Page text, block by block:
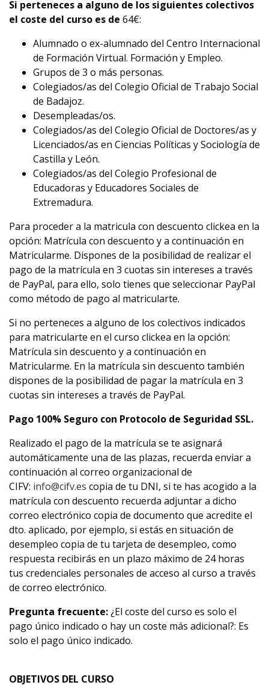
Si perteneces a alguno de los siguientes colectivos
el coste del curso es de 64€:
Alumnado o ex-alumnado del Centro Internacional
de Formación Virtual. Formación y Empleo.
Grupos de 3 o más personas.
Colegiados/as del Colegio Oficial de Trabajo Social
de Badajoz.
Desempleadas/os.
Colegiados/as del Colegio Oficial de Doctores/as y
Licenciados/as en Ciencias Políticas y Sociología de
Castilla y León.
Colegiados/as del Colegio Profesional de
Educadoras y Educadores Sociales de
Extremadura.
Para proceder a la matricula con descuento clickea en la
opción: Matrícula con descuento y a continuación en
Matricularme. Dispones de la posibilidad de realizar el
pago de la matrícula en 3 cuotas sin intereses a través
de PayPal, para ello, solo tienes que seleccionar PayPal
como método de pago al matricularte.
Si no perteneces a alguno de los colectivos indicados
para matricularte en el curso clickea en la opción:
Matrícula sin descuento y a continuación en
Matricularme. En la matrícula sin descuento también
dispones de la posibilidad de pagar la matrícula en 3
cuotas sin intereses a través de PayPal.
Pago 100% Seguro con Protocolo de Seguridad SSL.
Realizado el pago de la matrícula se te asignará
automáticamente una de las plazas, recuerda enviar a
continuación al correo organizacional de
CIFV: info@cifv.es copia de tu DNI, si te has acogido a la
matrícula con descuento recuerda adjuntar a dicho
correo electrónico copia de documento que acredite el
dto. aplicado, por ejemplo, si estás en situación de
desempleo copia de tu tarjeta de desempleo, como
respuesta recibirás en un plazo máximo de 24 horas
tus credenciales personales de acceso al curso a través
de correo electrónico.
Pregunta frecuente:¿El coste del curso es solo el
pago único indicado o hay un coste más adicional?: Es
solo el pago único indicado.
OBJETIVOS DEL CURSO